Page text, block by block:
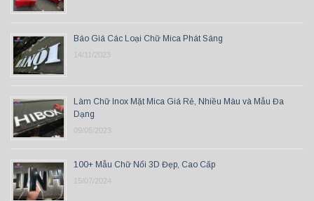
Báo Giá Các Loại Chữ Mica Phát Sáng
14/11/2023
Làm Chữ Inox Mặt Mica Giá Rẻ, Nhiều Màu và Mẫu Đa
Dạng
09/05/2023
100+ Mẫu Chữ Nổi 3D Đẹp, Cao Cấp
15/07/2024